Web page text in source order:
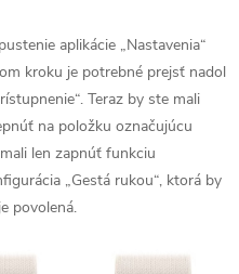
aplikácie „Nastavenia“
kroku je potrebné prejsť nadol
Teraz by ste mali
na položku označujúcu
len zapnúť funkciu
„Gestá rukou“, ktorá by
povolená.